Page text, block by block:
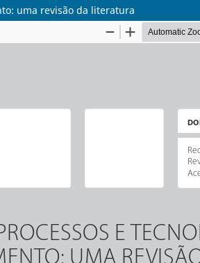
uma revisão da literatura